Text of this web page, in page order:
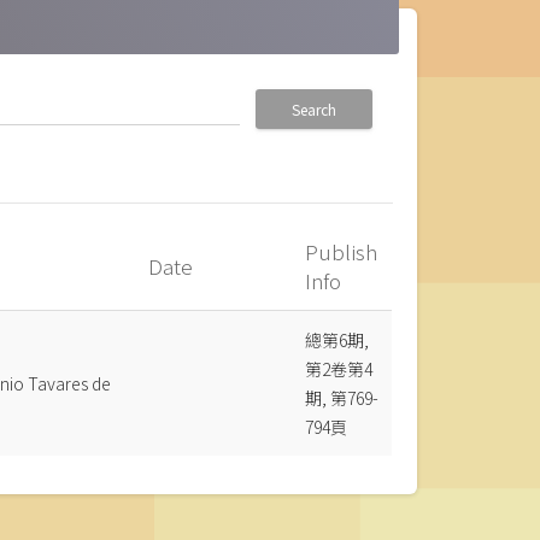
Search
Date
Publish
Info
Tavares de
總第6期,
第2卷第4
期, 第769-
794頁